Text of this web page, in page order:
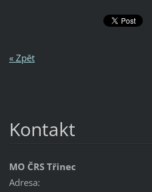
« Zpět
Kontakt
MO ČRS Třinec
Adresa: